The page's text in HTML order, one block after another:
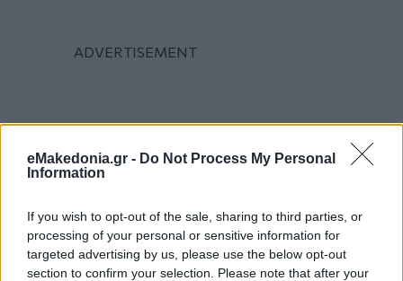
eMakedonia.gr - Do Not Process My Personal
Information
If you wish to opt-out of the sale, sharing to third parties, or
processing of your personal or sensitive information for
targeted advertising by us, please use the below opt-out
section to confirm your selection. Please note that after your